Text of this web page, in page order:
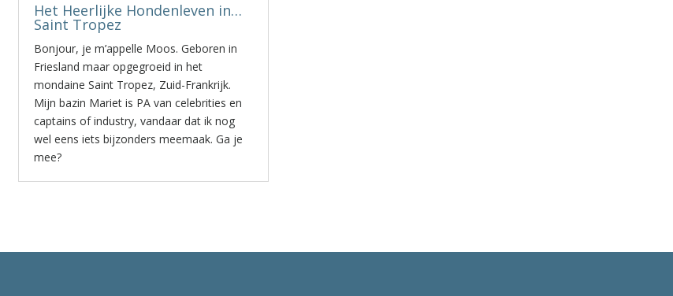
Het Heerlijke Hondenleven in…
Saint Tropez
Bonjour, je m’appelle Moos. Geboren in
Friesland maar opgegroeid in het
mondaine Saint Tropez, Zuid-Frankrijk.
Mijn bazin Mariet is PA van celebrities en
captains of industry, vandaar dat ik nog
wel eens iets bijzonders meemaak. Ga je
mee?